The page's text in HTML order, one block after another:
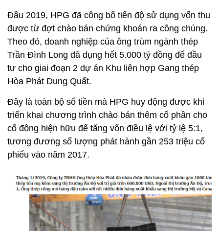
Đầu 2019, HPG đã công bố tiến độ sử dụng vốn thu
được từ đợt chào bán chứng khoán ra công chúng.
Theo đó, doanh nghiệp của ông trùm ngành thép
Trần Đình Long đã dụng hết 5.000 tỷ đồng để đầu
tư cho giai đoạn 2 dự án Khu liên hợp Gang thép
Hòa Phát Dung Quất.
Đây là toàn bộ số tiền mà HPG huy động được khi
triển khai chương trình chào bán thêm cổ phần cho
cổ đông hiện hữu để tăng vốn điều lệ với tỷ lệ 5:1,
tương đương số lượng phát hành gần 253 triệu cổ
phiếu vào năm 2017.